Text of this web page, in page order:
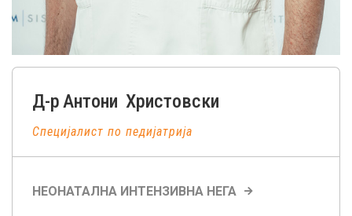
Д-рАнтони Христовски
Специјалист по педијатрија
НЕОНАТАЛНА ИНТЕНЗИВНА НЕГА